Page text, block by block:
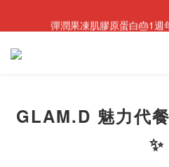
NEW💫ARI BOOTS
GLAM.D 魅力代
✨